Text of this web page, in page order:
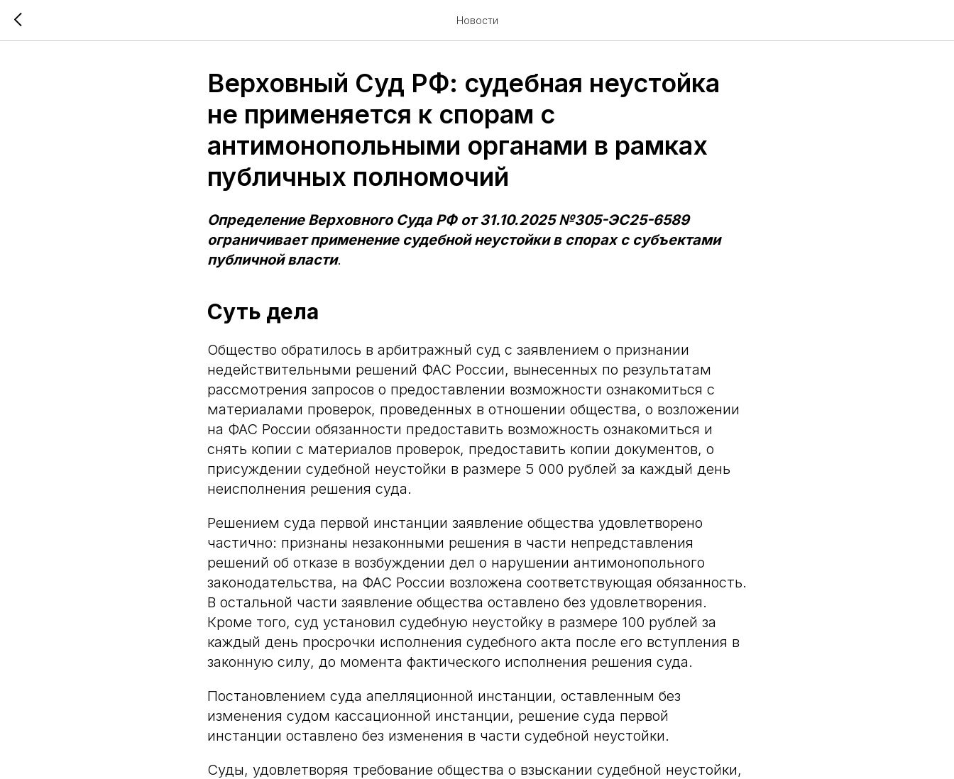
Новости
Верховный Суд РФ: судебная неустойка
не применяется к спорам с
антимонопольными органами в рамках
публичных полномочий
Определение Верховного Суда РФ от 31.10.2025 №305-ЭС25-6589
ограничивает применение судебной неустойки в спорах с субъектами
публичной власти.
Суть дела
Общество обратилось в арбитражный суд с заявлением о признании
недействительными решений ФАС России, вынесенных по результатам
рассмотрения запросов о предоставлении возможности ознакомиться с
материалами проверок, проведенных в отношении общества, о возложении
на ФАС России обязанности предоставить возможность ознакомиться и
снять копии с материалов проверок, предоставить копии документов, о
присуждении судебной неустойки в размере 5 000 рублей за каждый день
неисполнения решения суда.
Решением суда первой инстанции заявление общества удовлетворено
частично: признаны незаконными решения в части непредставления
решений об отказе в возбуждении дел о нарушении антимонопольного
законодательства, на ФАС России возложена соответствующая обязанность.
В остальной части заявление общества оставлено без удовлетворения.
Кроме того, суд установил судебную неустойку в размере 100 рублей за
каждый день просрочки исполнения судебного акта после его вступления в
законную силу, до момента фактического исполнения решения суда.
Постановлением суда апелляционной инстанции, оставленным без
изменения судом кассационной инстанции, решение суда первой
инстанции оставлено без изменения в части судебной неустойки.
Суды, удовлетворяя требование общества о взыскании судебной неустойки,